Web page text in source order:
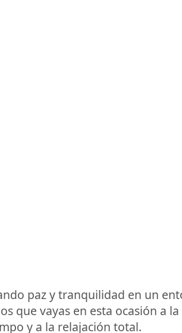
paz y tranquilidad en un
que vayas en esta ocasión a
y a la relajación total.